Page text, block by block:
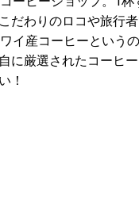
だわりのロコや旅行
イ産コーヒーという
に厳選されたコーヒ
！